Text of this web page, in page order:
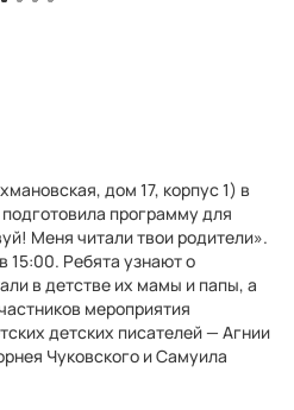
дом 17, корпус 1) в
программу для
Меня читали твои родители».
15:00. Ребята узнают о
в детстве их мамы и папы, а
мероприятия
детских писателей — Агнии
Чуковского и Самуила